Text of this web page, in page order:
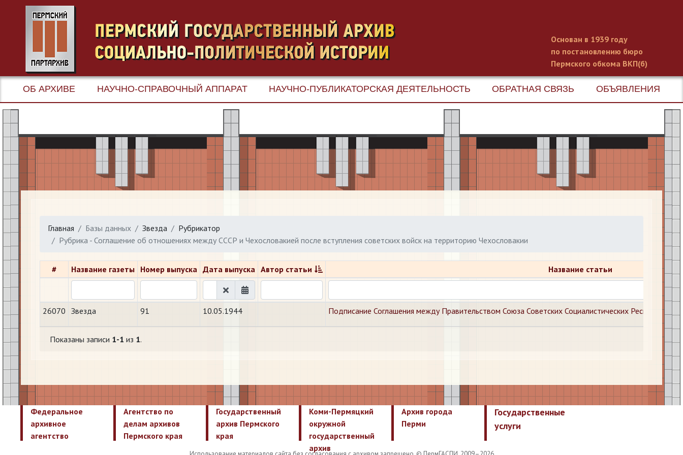
Основан в 1939 году
по постановлению бюро
Пермского обкома ВКП(б)
ОБ АРХИВЕ НАУЧНО-СПРАВОЧНЫЙ АППАРАТ НАУЧНО-ПУБЛИКАТОРСКАЯ ДЕЯТЕЛЬНОСТЬ ОБРАТНАЯ СВЯЗЬ ОБЪЯВЛЕНИЯ
Главная Базы данных Звезда
Рубрикатор
Рубрика - Соглашение об отношениях между СССР и Чехословакией после вступления советских войск на территорию Чехословакии
# Название газеты Номер выпуска Дата выпуска Автор статьи Название статьи
26070 Звезда 91 10.05.1944 Подписание Соглашения между Правительством Союза Советских Социалистических Республик и
Показаны записи 1-1 из 1.
Федеральное
архивное
агентство
Агентство по
делам архивов
Пермского края
Государственный
архив Пермского
края
Коми-Пермяцкий
окружной
государственный
архив
Архив города
Перми
Государственные
услуги